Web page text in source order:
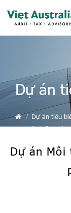
Dự án
Dự án tiêu
Dự án Môi
Dự án Môi